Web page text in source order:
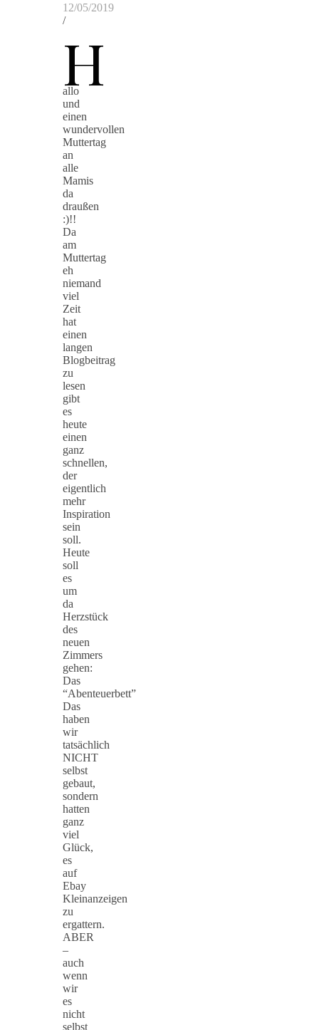
12/05/2019
/
H
allo
und
einen
wundervollen
Muttertag
an
alle
Mamis
da
draußen
:)!!
Da
am
Muttertag
eh
niemand
viel
Zeit
hat
einen
langen
Blogbeitrag
zu
lesen
gibt
es
heute
einen
ganz
schnellen,
der
eigentlich
mehr
Inspiration
sein
soll.
Heute
soll
es
um
da
Herzstück
des
neuen
Zimmers
gehen:
Das
“Abenteuerbett”
Das
haben
wir
tatsächlich
NICHT
selbst
gebaut,
sondern
hatten
ganz
viel
Glück,
es
auf
Ebay
Kleinanzeigen
zu
ergattern.
ABER
–
auch
wenn
wir
es
nicht
selbst